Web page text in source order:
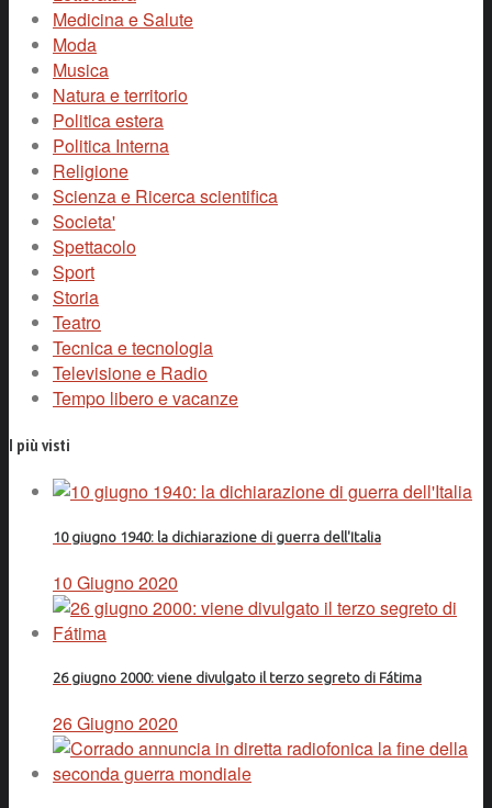
Medicina e Salute
Moda
Musica
Natura e territorio
Politica estera
Politica Interna
Religione
Scienza e Ricerca scientifica
Societa'
Spettacolo
Sport
Storia
Teatro
Tecnica e tecnologia
Televisione e Radio
Tempo libero e vacanze
I più visti
10 giugno 1940: la dichiarazione di guerra dell'Italia
10 Giugno 2020
26 giugno 2000: viene divulgato il terzo segreto di Fátima
26 Giugno 2020